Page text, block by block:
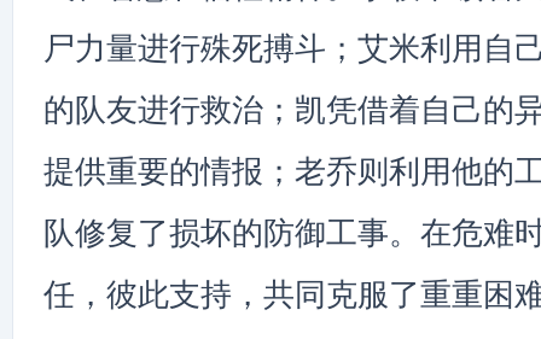
尸力量进行殊死搏斗；艾米利用自
的队友进行救治；凯凭借着自己的
提供重要的情报；老乔则利用他的
队修复了损坏的防御工事。在危难
任，彼此支持，共同克服了重重困